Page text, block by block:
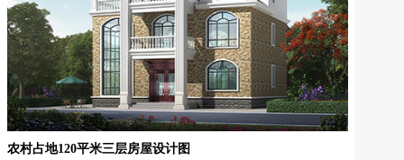
农村占地120平米三层房屋设计图